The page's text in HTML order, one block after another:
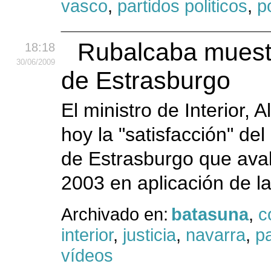
vasco, partidos politicos,
18:18
30/06/2009
Rubalcaba
de Estrasburgo
El ministro de Interior,
hoy la "satisfacción"
de Estrasburgo que
2003 en aplicación de
Archivado en: batasuna,
interior, justicia, navarra,
vídeos